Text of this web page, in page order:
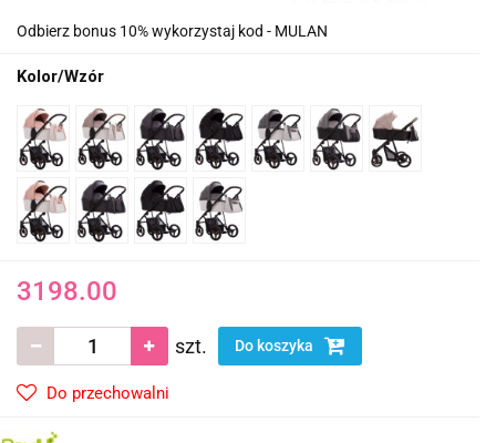
Odbierz bonus 10% wykorzystaj kod - MULAN
Kolor/Wzór
3198.00
szt. Do koszyka
Do przechowalni